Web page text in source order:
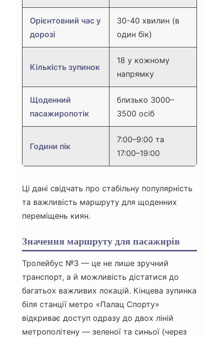
Орієнтовний час у
дорозі
30-40 хвилин (в
один бік)
Кількість зупинок
18 у кожному
напрямку
Щоденний
пасажиропотік
близько 3000–
3500 осіб
Години пік
7:00–9:00 та
17:00–19:00
Ці дані свідчать про стабільну популярність
та важливість маршруту для щоденних
переміщень киян.
Значення маршруту для пасажирів
Тролейбус №3 — це не лише зручний
транспорт, а й можливість дістатися до
багатьох важливих локацій. Кінцева зупинка
біля станції метро «Палац Спорту»
відкриває доступ одразу до двох ліній
метрополітену — зеленої та синьої (через